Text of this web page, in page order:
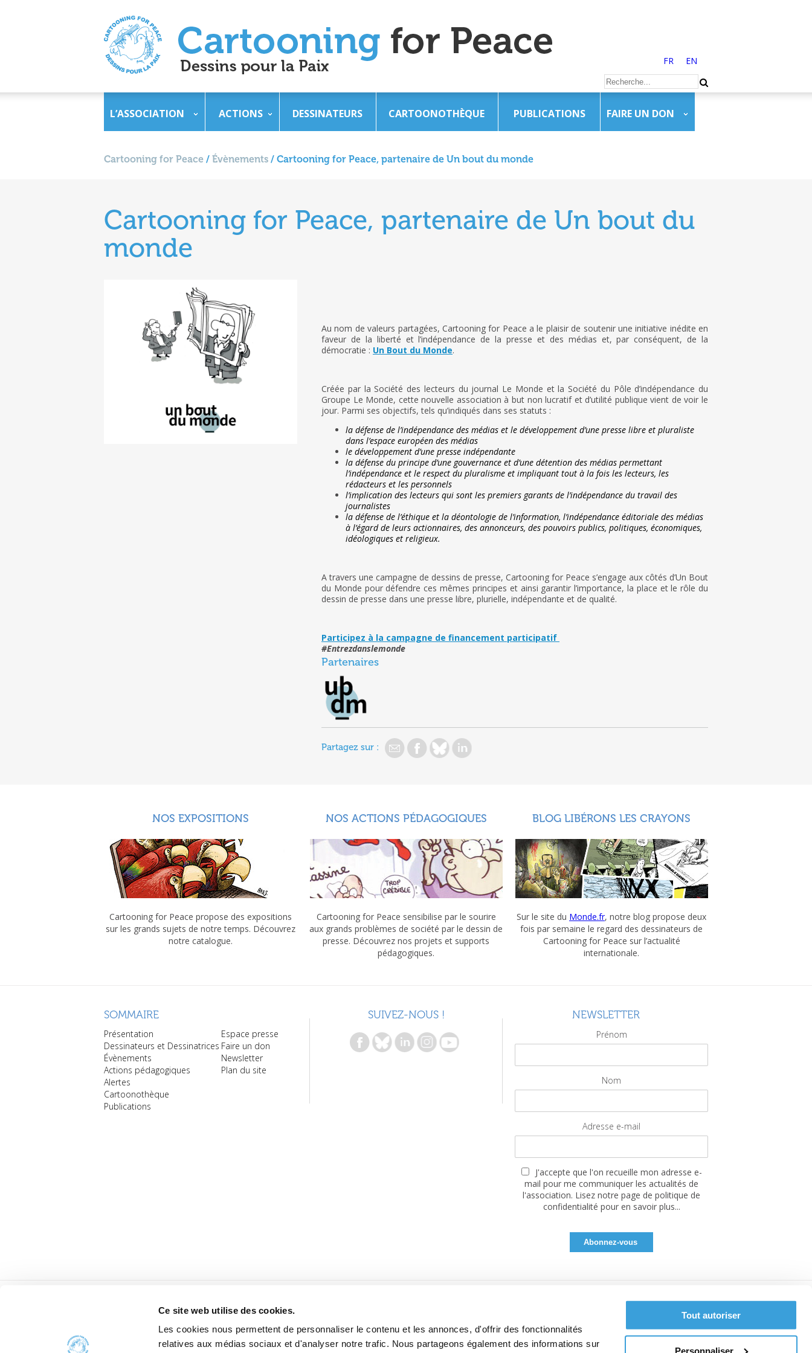
Ce site web utilise des cookies.
Les cookies nous permettent de personnaliser le contenu et les annonces, d'offrir des fonctionnalités
relatives aux médias sociaux et d'analyser notre trafic. Nous partageons également des informations sur
Tout autoriser
Personnaliser
FR EN
L’ASSOCIATION ACTIONS DESSINATEURS CARTOONOTHÈQUE PUBLICATIONS FAIRE UN DON
Cartooning for Peace / Évènements / Cartooning for Peace, partenaire de Un bout du monde
Cartooning for Peace, partenaire de Un bout du
monde
Au nom de valeurs partagées, Cartooning for Peace a le plaisir de soutenir une initiative inédite en
faveur de la liberté et l’indépendance de la presse et des médias et, par conséquent, de la
démocratie : Un Bout du Monde.
Créée par la Société des lecteurs du journal Le Monde et la Société du Pôle d’indépendance du
Groupe Le Monde, cette nouvelle association à but non lucratif et d’utilité publique vient de voir le
jour. Parmi ses objectifs, tels qu’indiqués dans ses statuts :
la défense de l’indépendance des médias et le développement d’une presse libre et pluraliste
dans l’espace européen des médias
le développement d’une presse indépendante
la défense du principe d’une gouvernance et d’une détention des médias permettant
l’indépendance et le respect du pluralisme et impliquant tout à la fois les lecteurs, les
rédacteurs et les personnels
l’implication des lecteurs qui sont les premiers garants de l’indépendance du travail des
journalistes
la défense de l’éthique et la déontologie de l’information, l’indépendance éditoriale des médias
à l’égard de leurs actionnaires, des annonceurs, des pouvoirs publics, politiques, économiques,
idéologiques et religieux.
A travers une campagne de dessins de presse, Cartooning for Peace s’engage aux côtés d’Un Bout
du Monde pour défendre ces mêmes principes et ainsi garantir l’importance, la place et le rôle du
dessin de presse dans une presse libre, plurielle, indépendante et de qualité.
Participez à la campagne de financement participatif
#Entrezdanslemonde
Partenaires
Partagez sur :
NOS EXPOSITIONS
Cartooning for Peace propose des expositions
sur les grands sujets de notre temps. Découvrez
notre catalogue.
NOS ACTIONS PÉDAGOGIQUES
Cartooning for Peace sensibilise par le sourire
aux grands problèmes de société par le dessin de
presse. Découvrez nos projets et supports
pédagogiques.
BLOG LIBÉRONS LES CRAYONS
Sur le site du Monde.fr, notre blog propose deux
fois par semaine le regard des dessinateurs de
Cartooning for Peace sur l’actualité
internationale.
SOMMAIRE
Présentation
Dessinateurs et Dessinatrices
Évènements
Actions pédagogiques
Alertes
Cartoonothèque
Publications
Espace presse
Faire un don
Newsletter
Plan du site
SUIVEZ-NOUS ! NEWSLETTER
Prénom
Nom
Adresse e-mail
J'accepte que l'on recueille mon adresse e-
mail pour me communiquer les actualités de
l'association. Lisez notre page de politique de
confidentialité pour en savoir plus...